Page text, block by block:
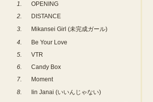
1.
OPENING
2.
DISTANCE
3.
Mikansei Girl (未完成ガール)
4.
Be Your Love
5.
VTR
6.
Candy Box
7.
Moment
8.
Iin Janai (いいんじゃない)